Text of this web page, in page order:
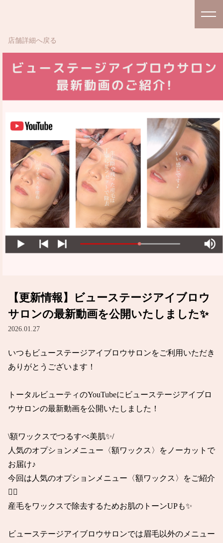
店舗詳細へ戻る
【更新情報】ビューステージアイブロウ
サロンの最新動画を公開いたしました✨
2026.01.27
いつもビューステージアイブロウサロンをご利用いただき
ありがとうございます！
トータルビューティのYouTubeにビューステージアイブロ
ウサロンの最新動画を公開いたしました！
\額ワックスでつるすべ美肌✨/
人気のオプションメニュー〈額ワックス〉をノーカットで
お届け♪
今回は人気のオプションメニュー〈額ワックス〉をご紹介
💁‍♀️
産毛をワックスで除去するためお肌のトーンUPも✨
ビューステージアイブロウサロンでは眉毛以外のメニュー